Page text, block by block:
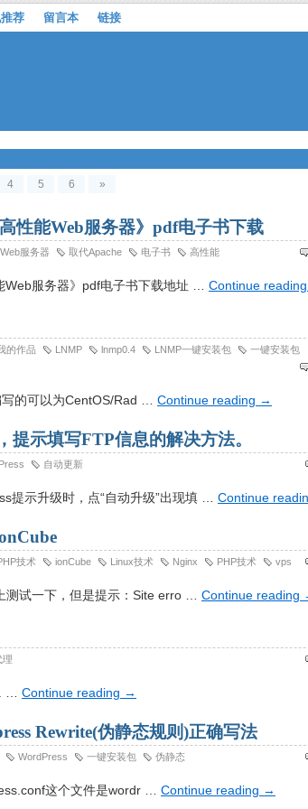
荐 留言本 链接
4 5 6 »
性能Web服务器》pdf电子书下载
Web服务器 取代Apache 电子书 高性能
服务器》pdf电子书下载地址 … Continue reading
的作品 LNMP lnmp0.4 LNMP一键安装包
一键安装包
的可以为CentOS/Rad … Continue reading →
提示填写FTP信息的解决方法。
自动更新
提示升级时，点“自动升级”出现填 … Continue
技术 ionCube Linux技术 Nginx PHP技术 vps
测试一下，但是提示：Site erro … Continue reading
理
Continue reading →
Rewrite(伪静态规则)正确写法
WordPress 一键安装包 伪静态
这个文件是wordr … Continue reading →